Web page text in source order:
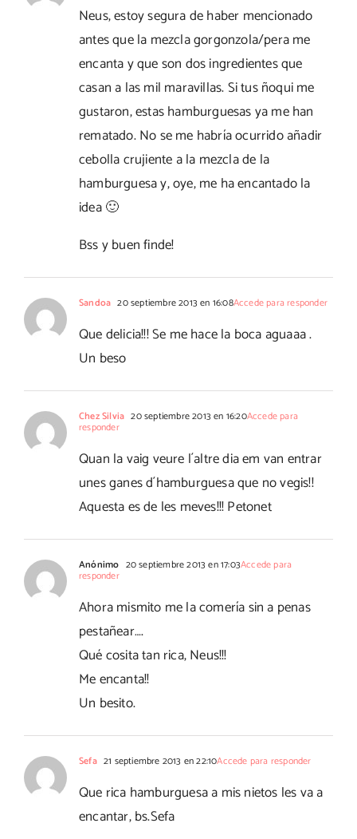
Neus, estoy segura de haber mencionado
antes que la mezcla gorgonzola/pera me
encanta y que son dos ingredientes que
casan a las mil maravillas. Si tus ñoqui me
gustaron, estas hamburguesas ya me han
rematado. No se me habría ocurrido añadir
cebolla crujiente a la mezcla de la
hamburguesa y, oye, me ha encantado la
idea 🙂
Bss y buen finde!
Sandoa 20 septiembre 2013 en 16:08Accede para responder
Que delicia!!! Se me hace la boca aguaaa .
Un beso
Chez Silvia 20 septiembre 2013 en 16:20Accede para
responder
Quan la vaig veure l´altre dia em van entrar
unes ganes d´hamburguesa que no vegis!!
Aquesta es de les meves!!! Petonet
Anónimo 20 septiembre 2013 en 17:03Accede para
responder
Ahora mismito me la comería sin a penas
pestañear….
Qué cosita tan rica, Neus!!!
Me encanta!!
Un besito.
Sefa 21 septiembre 2013 en 22:10Accede para responder
Que rica hamburguesa a mis nietos les va a
encantar, bs.Sefa